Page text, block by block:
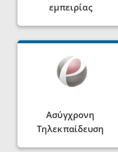
εμπειρίας
Ασύγχρονη
Τηλεκπαίδευση